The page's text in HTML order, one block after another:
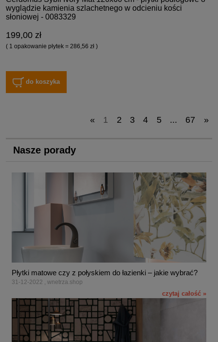
wyglądzie kamienia szlachetnego w odcieniu kości
słoniowej - 0083329
199,00 zł
( 1 opakowanie płytek = 286,56 zł )
do koszyka
« 1 2 3 4 5 ... 67 »
Nasze porady
Płytki matowe czy z połyskiem do łazienki – jakie wybrać?
31-12-2022 , wnetrza.shop
czytaj całość »